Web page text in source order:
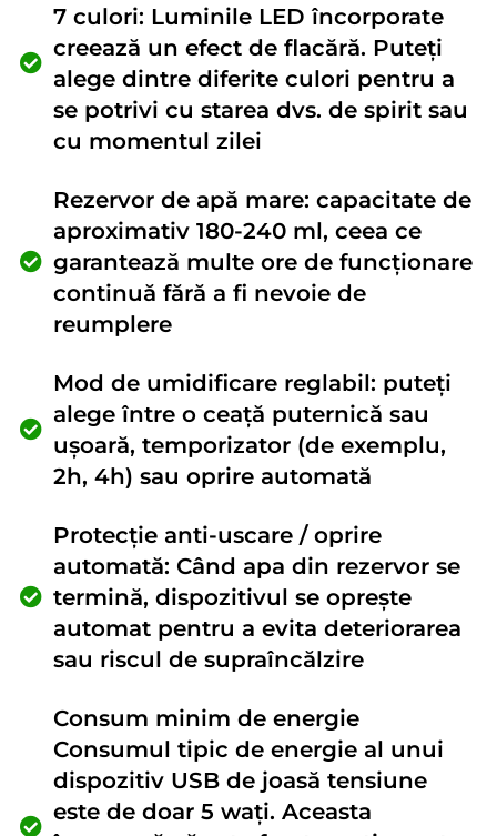
7 culori: Luminile LED încorporate
creează un efect de flacără. Puteți
alege dintre diferite culori pentru a
se potrivi cu starea dvs. de spirit sau
cu momentul zilei
Rezervor de apă mare: capacitate de
aproximativ 180-240 ml, ceea ce
garantează multe ore de funcționare
continuă fără a fi nevoie de
reumplere
Mod de umidificare reglabil: puteți
alege între o ceață puternică sau
ușoară, temporizator (de exemplu,
2h, 4h) sau oprire automată
Protecție anti-uscare / oprire
automată: Când apa din rezervor se
termină, dispozitivul se oprește
automat pentru a evita deteriorarea
sau riscul de supraîncălzire
Consum minim de energie
Consumul tipic de energie al unui
dispozitiv USB de joasă tensiune
este de doar 5 wați. Aceasta